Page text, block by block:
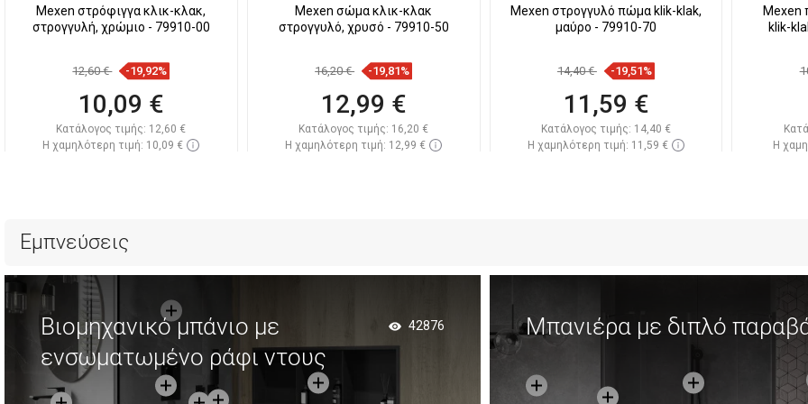
Mexen στρόφιγγα κλικ-κλακ,
στρογγυλή, χρώμιο - 79910-00
12,60 € -19,92%
10,09 €
Κατάλογος τιμής: 12,60 €
Η χαμηλότερη τιμή: 10,09 €
Mexen σώμα κλικ-κλακ
στρογγυλό, χρυσό - 79910-50
16,20 € -19,81%
12,99 €
Κατάλογος τιμής: 16,20 €
Η χαμηλότερη τιμή: 12,99 €
Mexen στρογγυλό πώμα klik-klak,
μαύρο - 79910-70
14,40 € -19,51%
11,59 €
Κατάλογος τιμής: 14,40 €
Η χαμηλότερη τιμή: 11,59 €
Mexen
klik-
Η
Εμπνεύσεις
Βιομηχανικό μπάνιο με
ενσωματωμένο ράφι ντους
42876 Μπανιέρα με διπλό